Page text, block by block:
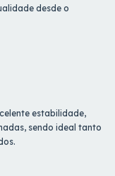
desde o
estabilidade,
sendo ideal tanto